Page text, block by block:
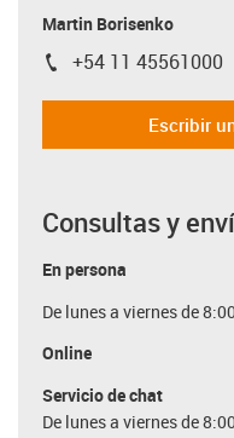
Martin Borisenko
igus-icon-phone
+54 11 45561000
Escribir
Consultas y
En persona
De lunes a viernes de
Online
Servicio de chat
De lunes a viernes de